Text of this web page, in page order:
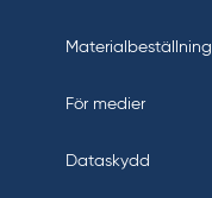
Materialbeställning
För medier
Dataskydd